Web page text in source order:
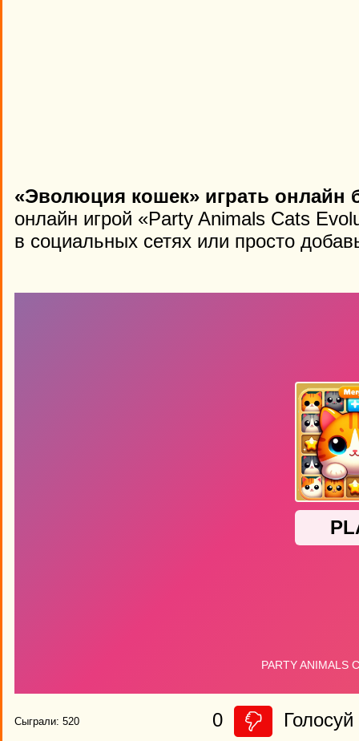
«Эволюция кошек» играть онлайн
онлайн игрой «Party Animals Cats
в социальных сетях или просто
Сыграли: 520 0 Голосуй